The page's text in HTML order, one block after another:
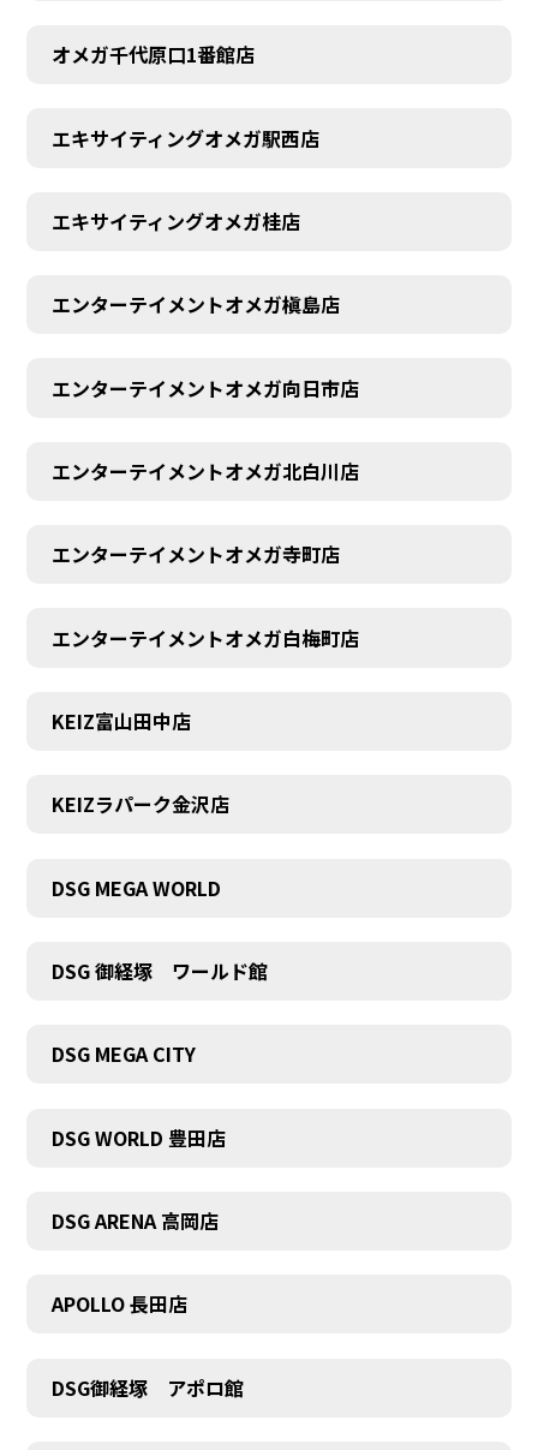
オメガ千代原口1番館店
エキサイティングオメガ駅西店
エキサイティングオメガ桂店
エンターテイメントオメガ槇島店
エンターテイメントオメガ向日市店
エンターテイメントオメガ北白川店
エンターテイメントオメガ寺町店
エンターテイメントオメガ白梅町店
KEIZ富山田中店
KEIZラパーク金沢店
DSG MEGA WORLD
DSG 御経塚 ワールド館
DSG MEGA CITY
DSG WORLD 豊田店
DSG ARENA 高岡店
APOLLO 長田店
DSG御経塚 アポロ館